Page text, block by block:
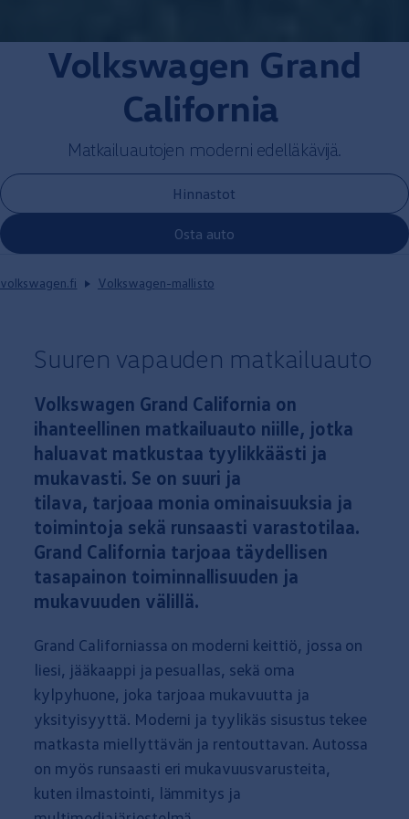
Volkswagen Grand
California
Matkailuautojen moderni edelläkävijä.
Hinnastot
Osta auto
volkswagen.fi Volkswagen-mallisto
Suuren vapauden matkailu­auto
Volkswagen Grand California on
ihanteellinen matkailu­auto niille, jotka
haluavat matkustaa tyylikkäästi ja
mukavasti. Se on suuri ja
tilava, tarjoaa monia ominaisuuksia ja
toimintoja sekä runsaasti varastotilaa.
Grand California tarjoaa täydellisen
tasapainon toiminnallisuuden ja
mukavuuden välillä.
Grand Californiassa on moderni keittiö, jossa on
liesi, jääkaappi ja pesuallas, sekä oma
kylpyhuone, joka tarjoaa mukavuutta ja
yksityisyyttä. Moderni ja tyylikäs sisustus tekee
matkasta miellyttävän ja rentouttavan. Autossa
on myös runsaasti eri mukavuusvarusteita,
kuten ilmastointi, lämmitys ja